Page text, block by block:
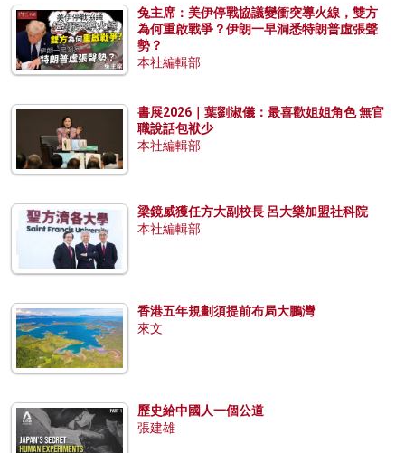
兔主席：美伊停戰協議變衝突導火線，雙方
為何重啟戰爭？伊朗一早洞悉特朗普虛張聲
勢？
本社編輯部
書展2026｜葉劉淑儀：最喜歡姐姐角色 無官
職說話包袱少
本社編輯部
梁鏡威獲任方大副校長 呂大樂加盟社科院
本社編輯部
香港五年規劃須提前布局大鵬灣
來文
歷史給中國人一個公道
張建雄